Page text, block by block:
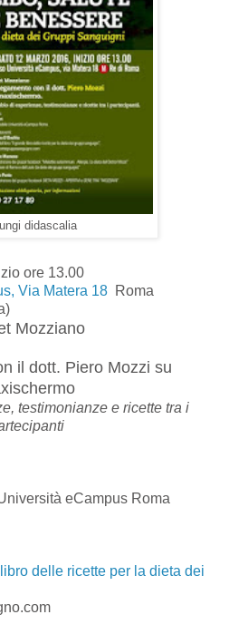
didascalia
ore 13.00
Via Matera 18 Roma
Mozziano
il dott. Piero Mozzi su
testimonianze e ricette tra i
eCampus Roma
libro delle ricette per la dieta dei